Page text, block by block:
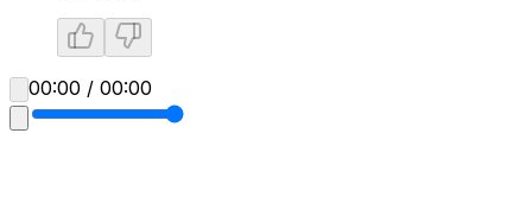
00:00 / 00:00